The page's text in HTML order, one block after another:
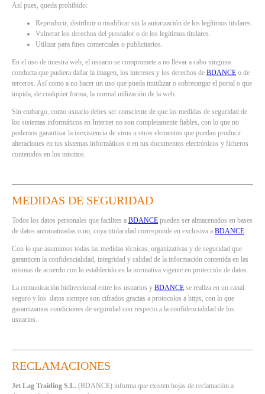
Así pues, queda prohibido:
Reproducir, distribuir o modificar sin la autorización de los legítimos titulares.
Vulnerar los derechos del prestador o de los legítimos titulares.
Utilizar para fines comerciales o publicitarios.
En el uso de nuestra web, el usuario se compromete a no llevar a cabo ninguna
conducta que pudiera dañar la imagen, los intereses y los derechos de BDANCE o de
terceros. Así como a no hacer un uso que pueda inutilizar o sobrecargar el portal o que
impida, de cualquier forma, la normal utilización de la web.
Sin embargo, como usuario debes ser consciente de que las medidas de seguridad de
los sistemas informáticos en Internet no son completamente fiables, con lo que no
podemos garantizar la inexistencia de virus u otros elementos que puedan producir
alteraciones en tus sistemas informáticos o en tus documentos electrónicos y ficheros
contenidos en los mismos.
MEDIDAS DE SEGURIDAD
Todos los datos personales que facilites a BDANCE pueden ser almacenados en bases
de datos automatizadas o no, cuya titularidad corresponde en exclusiva a BDANCE.
Con lo que asumimos todas las medidas técnicas, organizativas y de seguridad que
garanticen la confidencialidad, integridad y calidad de la información contenida en las
mismas de acuerdo con lo establecido en la normativa vigente en protección de datos.
La comunicación bidireccional entre los usuarios y BDANCE se realiza en un canal
seguro y los datos siempre son cifrados gracias a protocolos a https, con lo que
garantizamos condiciones de seguridad con respecto a la confidencialidad de los
usuarios.
RECLAMACIONES
Jet Lag Traiding S.L. (BDANCE) informa que existen hojas de reclamación a